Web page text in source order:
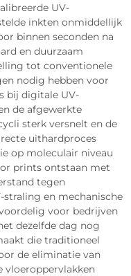
UV-
inkten onmiddellijk
binnen seconden na
en duurzaam
tot conventionele
nodig hebben voor
bij digitale UV-
de afgewerkte
sterk versnelt en de
uithardproces
op moleculair niveau
prints ontstaan met
tegen
en mechanische
voor bedrijven
dezelfde dag nog
die traditioneel
de eliminatie van
vloeroppervlakken